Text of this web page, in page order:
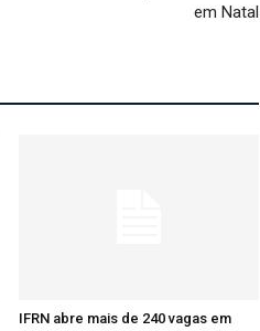
em Natal
IFRN abre mais de 240 vagas em